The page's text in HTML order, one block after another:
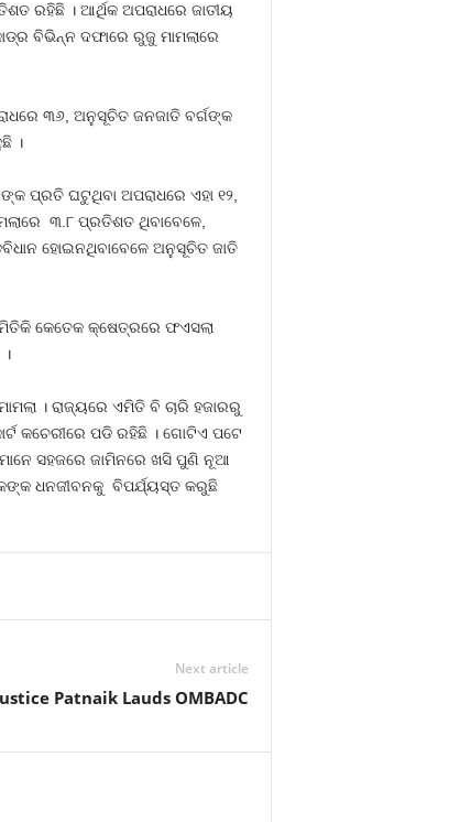
ରହିଛି । ଆର୍ଥିକ ଅପରାଧରେ ଜାତୀୟ
ବିଭିନ୍ନ ଦଫାରେ ରୁଜୁ ମାମଲାରେ
୩୬, ଅନୁସୂଚିତ ଜନଜାତି ବର୍ଗଙ୍କ
।
ପ୍ରତି ଘଟୁଥିବା ଅପରାଧରେ ଏହା ୧୨,
୩.୮ ପ୍ରତିଶତ ଥିବାବେଳେ,
ହୋଇନଥିବାବେଳେ ଅନୁସୂଚିତ ଜାତି
କେତେକ କ୍ଷେତ୍ରରେ ଫଏସଲା
। ରାଜ୍ୟରେ ଏମିତି ବି ଚାରି ହଜାରରୁ
କଚେରୀରେ ପଡି ରହିଛି । ଗୋଟିଏ ପଟେ
ସହଜରେ ଜାମିନରେ ଖସି ପୁଣି ନୂଆ
ଧନଜୀବନକୁ ବିପର୍ଯ୍ୟସ୍ତ କରୁଛି
Next article
Patnaik Lauds OMBADC